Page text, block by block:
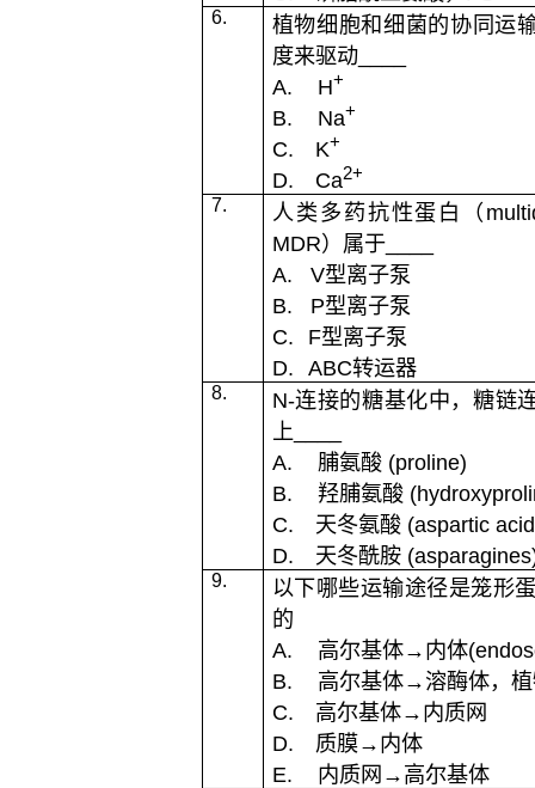
6.
植物细胞和细菌的协同运
度来驱动____
A.
H+
B. Na+
C. K+
D. Ca2+
7.
人类多药抗性蛋白（
MDR）属于____
A.
V型离子泵
B.
P型离子泵
C.
F型离子泵
D.
ABC转运器
8. N-连接的糖基化中，糖链
上____
A.
脯氨酸(proline)
B.
羟脯氨酸
C.
天冬氨酸(aspartic
D.
天冬酰胺
9.
以下哪些运输途径是笼形
的
A.
高尔基体→ 内体
B.
高尔基体→ 溶酶体，
C.
高尔基体→ 内质网
D.
质膜→ 内体
E.
内质网 → 高尔基体